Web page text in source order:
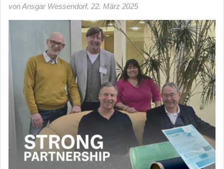
von Ansgar Wessendorf, 22. März 2025